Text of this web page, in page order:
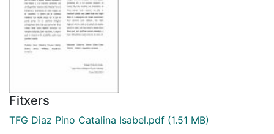
Fitxers
TFG Diaz Pino Catalina Isabel.pdf (1.51 MB)